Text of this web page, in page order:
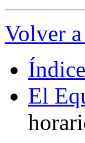
Volver
El